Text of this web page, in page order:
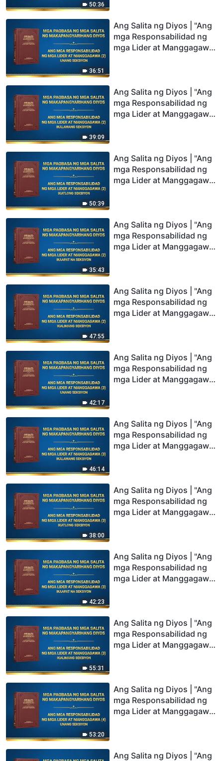
50:36
36:51
Ang Salita ng Diyos | "Ang
mga Responsabilidad ng
mga Lider at Manggagawa
39:09
Ang Salita ng Diyos | "Ang
mga Responsabilidad ng
mga Lider at Manggagawa
50:39
Ang Salita ng Diyos | "Ang
mga Responsabilidad ng
mga Lider at Manggagawa
35:43
Ang Salita ng Diyos | "Ang
mga Responsabilidad ng
mga Lider at Manggagawa
47:55
Ang Salita ng Diyos | "Ang
mga Responsabilidad ng
mga Lider at Manggagawa
42:17
Ang Salita ng Diyos | "Ang
mga Responsabilidad ng
mga Lider at Manggagawa
46:14
Ang Salita ng Diyos | "Ang
mga Responsabilidad ng
mga Lider at Manggagawa
38:00
Ang Salita ng Diyos | "Ang
mga Responsabilidad ng
mga Lider at Manggagawa
42:23
Ang Salita ng Diyos | "Ang
mga Responsabilidad ng
mga Lider at Manggagawa
55:31
Ang Salita ng Diyos | "Ang
mga Responsabilidad ng
mga Lider at Manggagawa
53:20
Ang Salita ng Diyos | "Ang
mga Responsabilidad ng
mga Lider at Manggagawa
Ang Salita ng Diyos | "Ang